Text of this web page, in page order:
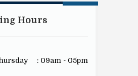
Hours
: 09am - 05pm